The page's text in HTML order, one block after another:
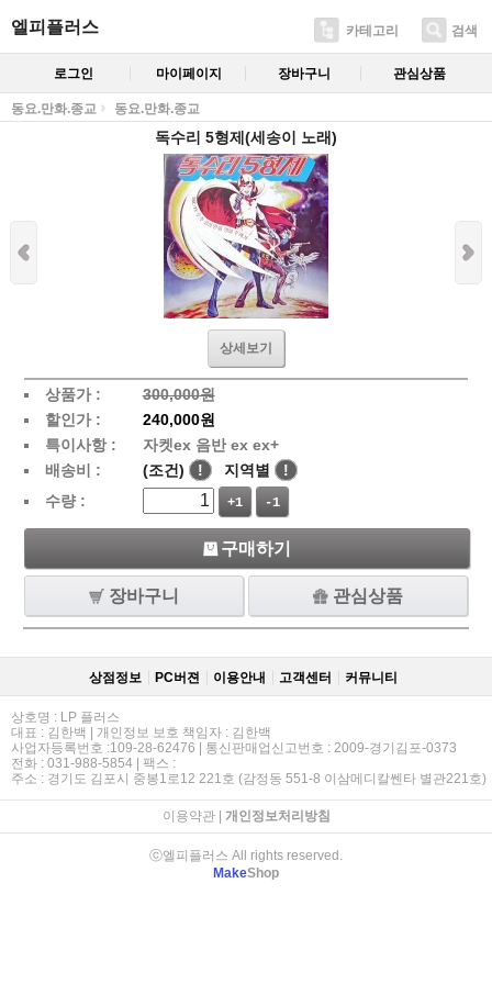
엘피플러스 카테고리 검색
로그인 마이페이지 장바구니 관심상품
동요.만화.종교 동요.만화.종교
독수리 5형제(세송이 노래)
상세보기
상품가 :
300,000원
할인가 :
240,000원
특이사항 :
자켓ex 음반 ex ex+
배송비 :
(조건) ! 지역별
!
수량 :
+1 -1
구매하기
장바구니 관심상품
상점정보 PC버젼 이용안내 고객센터 커뮤니티
상호명 : LP 플러스
대표 : 김한백 | 개인정보 보호 책임자 : 김한백
사업자등록번호 :109-28-62476 | 통신판매업신고번호 : 2009-경기김포-0373
전화 : 031-988-5854 | 팩스 :
주소 : 경기도 김포시 중봉1로12 221호 (감정동 551-8 이삼메디칼쎈타 별관221호)
이용약관| 개인정보처리방침
ⓒ엘피플러스 All rights reserved.
MakeShop